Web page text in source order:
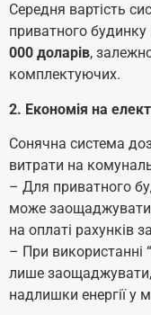
Середня вартість
приватного будинку
000 доларів,
комплектуючих.
2. Економія на
Сонячна система
витрати на
– Для приватного
може заощаджувати
на оплаті рахунків
– При використанні
лише
надлишки енергії у